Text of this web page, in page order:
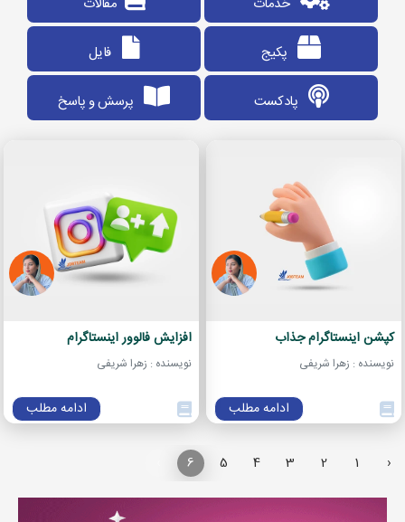
پکیج فایل
پادکست پرسش و پاسخ
کپشن اینستاگرام جذاب
نویسنده : زهرا شریفی
ادامه مطلب
افزایش فالوور اینستاگرام
نویسنده : زهرا شریفی
ادامه مطلب
‹
1
2
3
4
5
6